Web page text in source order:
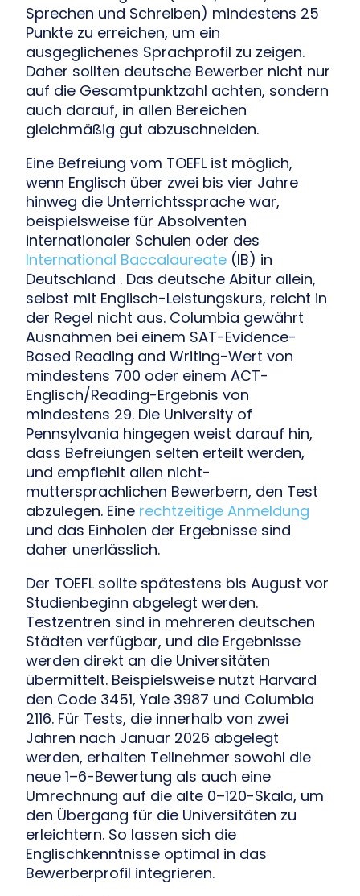
Sprechen und Schreiben) mindestens 25
Punkte zu erreichen, um ein
ausgeglichenes Sprachprofil zu zeigen.
Daher sollten deutsche Bewerber nicht nur
auf die Gesamtpunktzahl achten, sondern
auch darauf, in allen Bereichen
gleichmäßig gut abzuschneiden.
Eine Befreiung vom TOEFL ist möglich,
wenn Englisch über zwei bis vier Jahre
hinweg die Unterrichtssprache war,
beispielsweise für Absolventen
internationaler Schulen oder des
International Baccalaureate (IB) in
Deutschland . Das deutsche Abitur allein,
selbst mit Englisch-Leistungskurs, reicht in
der Regel nicht aus. Columbia gewährt
Ausnahmen bei einem SAT-Evidence-
Based Reading and Writing-Wert von
mindestens 700 oder einem ACT-
Englisch/Reading-Ergebnis von
mindestens 29. Die University of
Pennsylvania hingegen weist darauf hin,
dass Befreiungen selten erteilt werden,
und empfiehlt allen nicht-
muttersprachlichen Bewerbern, den Test
abzulegen. Eine rechtzeitige Anmeldung
und das Einholen der Ergebnisse sind
daher unerlässlich.
Der TOEFL sollte spätestens bis August vor
Studienbeginn abgelegt werden.
Testzentren sind in mehreren deutschen
Städten verfügbar, und die Ergebnisse
werden direkt an die Universitäten
übermittelt. Beispielsweise nutzt Harvard
den Code 3451, Yale 3987 und Columbia
2116. Für Tests, die innerhalb von zwei
Jahren nach Januar 2026 abgelegt
werden, erhalten Teilnehmer sowohl die
neue 1–6-Bewertung als auch eine
Umrechnung auf die alte 0–120-Skala, um
den Übergang für die Universitäten zu
erleichtern. So lassen sich die
Englischkenntnisse optimal in das
Bewerberprofil integrieren.